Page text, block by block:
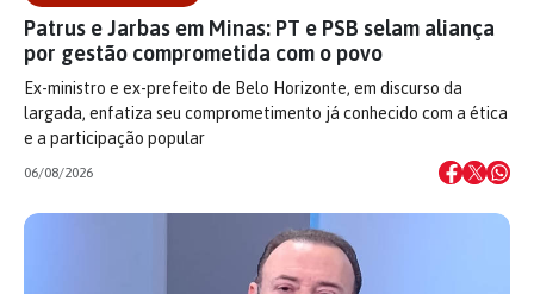
Patrus e Jarbas em Minas: PT e PSB selam aliança
por gestão comprometida com o povo
Ex-ministro e ex-prefeito de Belo Horizonte, em discurso da
largada, enfatiza seu comprometimento já conhecido com a ética
e a participação popular
06/08/2026